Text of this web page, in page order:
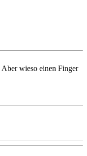
wieso einen Finger